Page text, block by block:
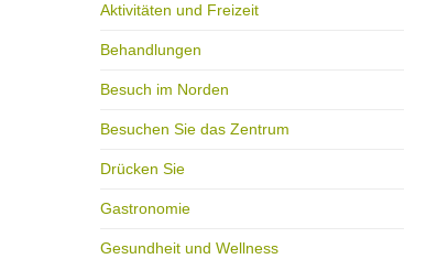
Aktivitäten und Freizeit
Behandlungen
Besuch im Norden
Besuchen Sie das Zentrum
Drücken Sie
Gastronomie
Gesundheit und Wellness